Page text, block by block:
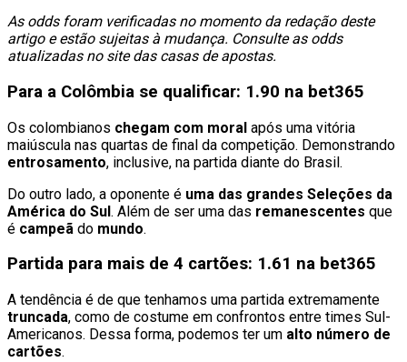
As odds foram verificadas no momento da redação deste
artigo e estão sujeitas à mudança. Consulte as odds
atualizadas no site das casas de apostas.
Para a Colômbia se qualificar: 1.90 na bet365
Os colombianos chegam com moral após uma vitória
maiúscula nas quartas de final da competição. Demonstrando
entrosamento, inclusive, na partida diante do Brasil.
Do outro lado, a oponente é uma das grandes Seleções da
América do Sul. Além de ser uma das remanescentes que
é campeã do mundo.
Partida para mais de 4 cartões: 1.61 na bet365
A tendência é de que tenhamos uma partida extremamente
truncada, como de costume em confrontos entre times Sul-
Americanos. Dessa forma, podemos ter um alto número de
cartões.